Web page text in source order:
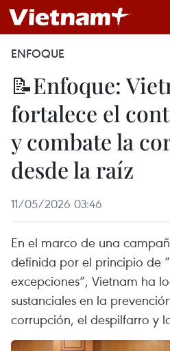
ENFOQUE
📝Enfoque:
fortalece el
y combate la
desde la raíz
11/05/2026 03:46
En el marco de una
definida por el principio de
excepciones”, Vietnam ha
sustanciales en la
corrupción, el despilfarro y